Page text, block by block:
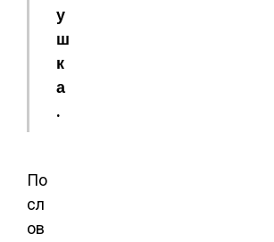
у
ш
к
а
.
По
сл
ов